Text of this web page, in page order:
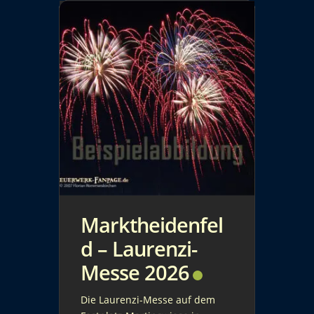
maritimen Woche in […]
Marktheidenfel
d – Laurenzi-
Messe 2026
Die Laurenzi-Messe auf dem